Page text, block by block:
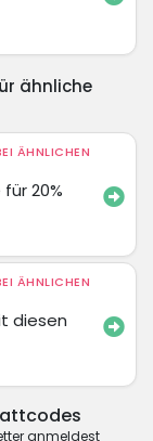
ähnliche
ÄHNLICHEN
20%
ÄHNLICHEN
diesen
anmeldest